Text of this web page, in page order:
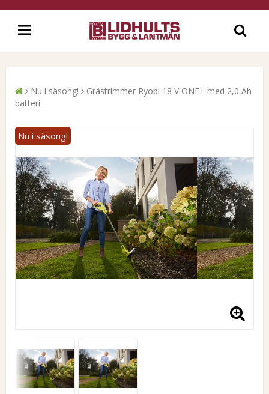
Nu i säsong!
Grästrimmer Ryobi 18 V ONE+ med 2,0 Ah
batteri